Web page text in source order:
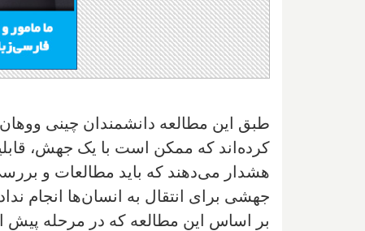
طبق این مطالعه دانشمندان چینی
کرده‌اند که ممکن است با یک جهش،
هشدار می‌دهند که باید مطالعات و
جهشی برای انتقال به انسان‌ها انجام
بر اساس این مطالعه که در مرحله پیش